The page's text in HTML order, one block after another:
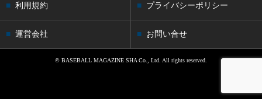
利用規約 プライバシーポリシー
運営会社 お問い合せ
© BASEBALL MAGAZINE SHA Co., Ltd. All rights reserved.